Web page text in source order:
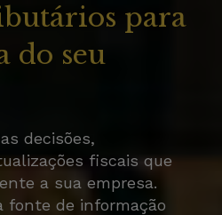
para
do seu
decisões,
fiscais que
a sua empresa.
fonte de informação